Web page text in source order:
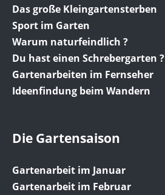
Das große Kleingartensterben
Sport im Garten
Warum naturfeindlich ?
Du hast einen Schrebergarten ?
Gartenarbeiten im Fernseher
Ideenfindung beim Wandern
Die Gartensaison
Gartenarbeit im Januar
Gartenarbeit im Februar